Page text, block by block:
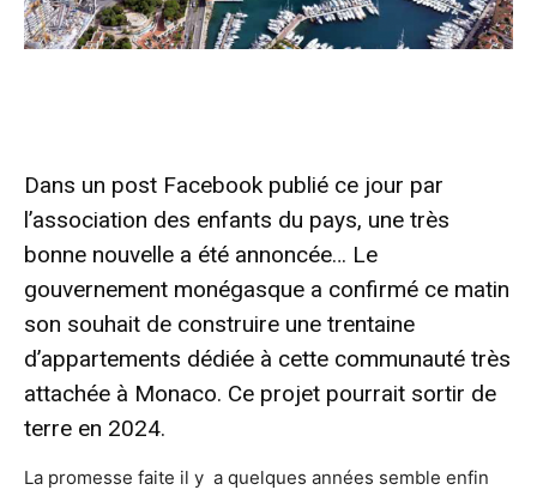
Dans un post Facebook publié ce jour par
l’association des enfants du pays, une très
bonne nouvelle a été annoncée… Le
gouvernement monégasque a confirmé ce matin
son souhait de construire une trentaine
d’appartements dédiée à cette communauté très
attachée à Monaco. Ce projet pourrait sortir de
terre en 2024.
La promesse faite il y a quelques années semble enfin